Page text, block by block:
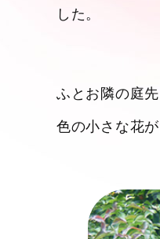
した。
ふとお隣の庭
色の小さな花